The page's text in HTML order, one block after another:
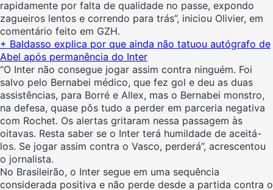
rapidamente por falta de qualidade no passe, expondo
zagueiros lentos e correndo para trás”, iniciou Olivier, em
comentário feito em GZH.
+ Baldasso explica por que ainda não tatuou autógrafo de
Abel após permanência do Inter
“O Inter não consegue jogar assim contra ninguém. Foi
salvo pelo Bernabei médico, que fez gol e deu as duas
assistências, para Borré e Allex, mas o Bernabei monstro,
na defesa, quase pôs tudo a perder em parceria negativa
com Rochet. Os alertas gritaram nessa passagem às
oitavas. Resta saber se o Inter terá humildade de aceitá-
los. Se jogar assim contra o Vasco, perderá”, acrescentou
o jornalista.
No Brasileirão, o Inter segue em uma sequência
considerada positiva e não perde desde a partida contra o